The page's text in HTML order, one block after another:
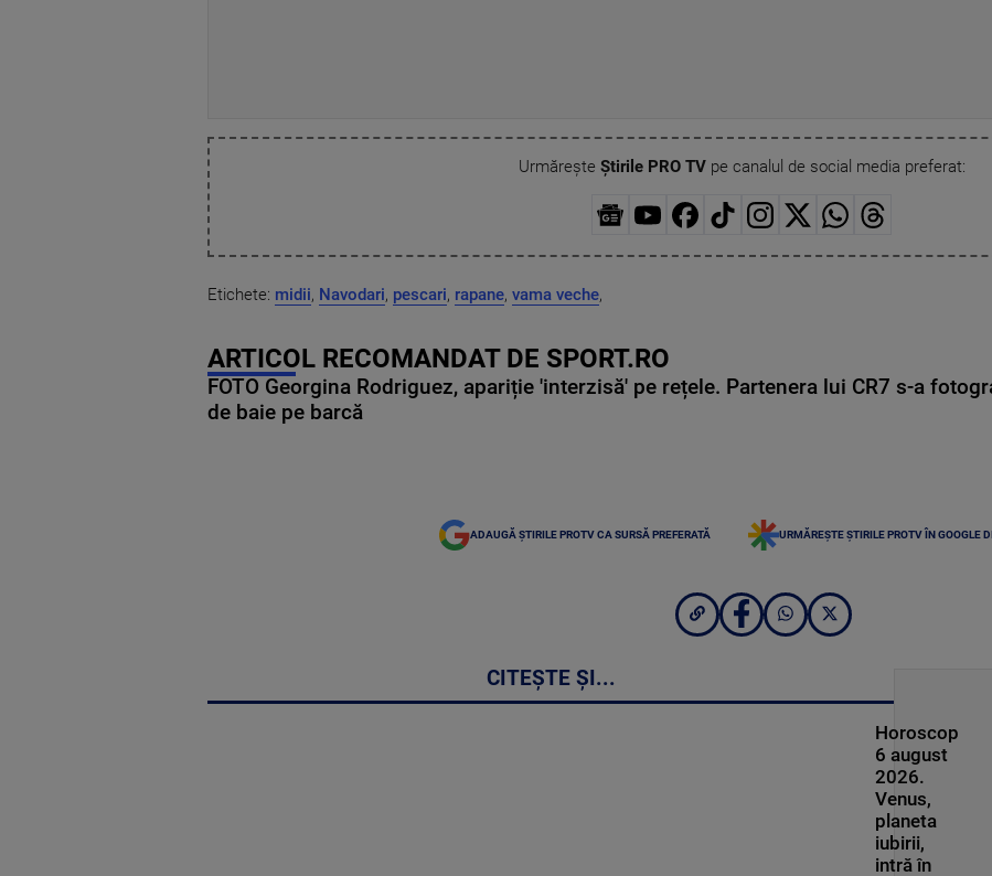
Urmărește Știrile PRO TVpe canalul de social media preferat:
Etichete: midii, Navodari, pescari, rapane, vama veche,
ARTICOL RECOMANDAT DE SPORT.RO
FOTO Georgina Rodriguez, apariție 'interzisă' pe rețele. Partenera lui CR7 s-a
de baie pe barcă
ADAUGĂ ȘTIRILE PROTV CA SURSĂ PREFERATĂ URMĂREȘTE ȘTIRILE PROTV ÎN GOOGLE
CITEȘTE ȘI...
Horoscop
6 august
2026.
Venus,
planeta
iubirii,
intră în